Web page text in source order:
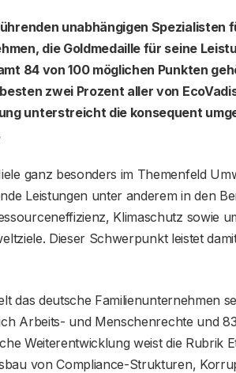
unabhängigen Spezialisten
die Goldmedaille für seine
84 von 100 möglichen Punkten
zwei Prozent aller von
unterstreicht die konsequent
ganz besonders im Themenfeld
Leistungen unter anderem in den
Klimaschutz sowie
Dieser Schwerpunkt leistet
das deutsche Familienunternehmen
Arbeits- und Menschenrechte und
Weiterentwicklung weist die Rubrik
von Compliance-Strukturen,